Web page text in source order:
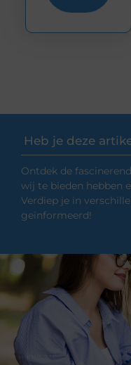
Heb je deze
Ontdek de
wij te bieden hebben
Verdiep je in
geïnformeerd!